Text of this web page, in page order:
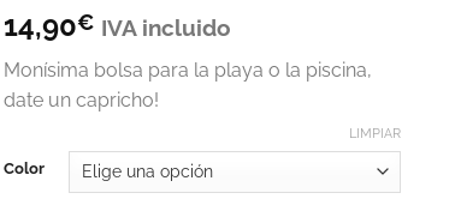
14,90€ IVA incluido
Monísima bolsa para la playa o la piscina,
date un capricho!
Color
LIMPIAR